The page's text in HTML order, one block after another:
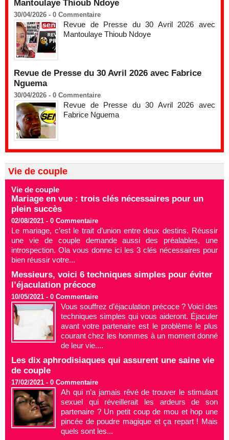
Mantoulaye Thioub Ndoye
30/04/2026 - 0 Commentaire
Revue de Presse du 30 Avril 2026 avec
Mantoulaye Thioub Ndoye
Revue de Presse du 30 Avril 2026 avec Fabrice
Nguema
30/04/2026 - 0 Commentaire
Revue de Presse du 30 Avril 2026 avec
Fabrice Nguema
Vie de couple
Vie de couple
Mariage en vue : trois clés nécessaires pour un
plein succès
02/08/2021 - 0 Commentaire
Le mariage, c’est le trait d’union entre deux destins. Réussir
une vie de couple demande aussi des préalables, une
introspection. Ola vous donne ici les 3 clés nécessaires pour
bien réussir votre...
Messieurs, voici 6 techniques simples pour éviter
l’éjaculation précoce
10/05/2021 - 0 Commentaire
Vous souffrez d’éjaculation précoce ? Voici des
techniques simples qui vous aideront. Éjaculer
avant votre partenaire est le problème le plus
courant chez les hommes à un moment donné
de leur vie....
Les dix aphrodisiaques qui assurent une saine vie
de couple
17/02/2021 - 0 Commentaire
Ah qui n’a jamais rêvé de trouver le stimulant
sexuel qui réveillerait les ardeurs de son
partenaire ? Un petit coup de mou et hop une
pincée de poudre magique et ça repart ! Mais
quels sont les...